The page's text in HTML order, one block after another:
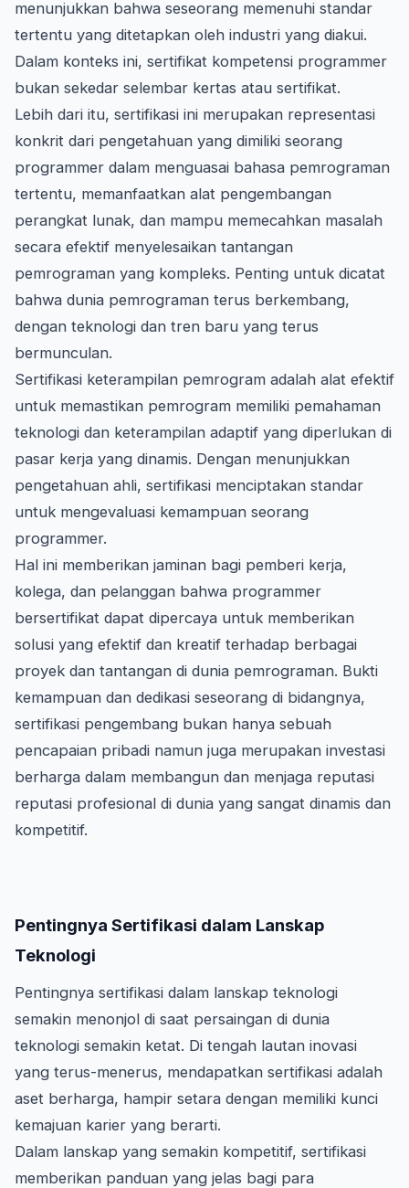
menunjukkan bahwa seseorang memenuhi standar
tertentu yang ditetapkan oleh industri yang diakui.
Dalam konteks ini, sertifikat kompetensi programmer
bukan sekedar selembar kertas atau sertifikat.
Lebih dari itu, sertifikasi ini merupakan representasi
konkrit dari pengetahuan yang dimiliki seorang
programmer dalam menguasai bahasa pemrograman
tertentu, memanfaatkan alat pengembangan
perangkat lunak, dan mampu memecahkan masalah
secara efektif menyelesaikan tantangan
pemrograman yang kompleks. Penting untuk dicatat
bahwa dunia pemrograman terus berkembang,
dengan teknologi dan tren baru yang terus
bermunculan.
Sertifikasi keterampilan pemrogram adalah alat efektif
untuk memastikan pemrogram memiliki pemahaman
teknologi dan keterampilan adaptif yang diperlukan di
pasar kerja yang dinamis. Dengan menunjukkan
pengetahuan ahli, sertifikasi menciptakan standar
untuk mengevaluasi kemampuan seorang
programmer.
Hal ini memberikan jaminan bagi pemberi kerja,
kolega, dan pelanggan bahwa programmer
bersertifikat dapat dipercaya untuk memberikan
solusi yang efektif dan kreatif terhadap berbagai
proyek dan tantangan di dunia pemrograman. Bukti
kemampuan dan dedikasi seseorang di bidangnya,
sertifikasi pengembang bukan hanya sebuah
pencapaian pribadi namun juga merupakan investasi
berharga dalam membangun dan menjaga reputasi
reputasi profesional di dunia yang sangat dinamis dan
kompetitif.
Pentingnya Sertifikasi dalam Lanskap
Teknologi
Pentingnya sertifikasi dalam lanskap teknologi
semakin menonjol di saat persaingan di dunia
teknologi semakin ketat. Di tengah lautan inovasi
yang terus-menerus, mendapatkan sertifikasi adalah
aset berharga, hampir setara dengan memiliki kunci
kemajuan karier yang berarti.
Dalam lanskap yang semakin kompetitif, sertifikasi
memberikan panduan yang jelas bagi para